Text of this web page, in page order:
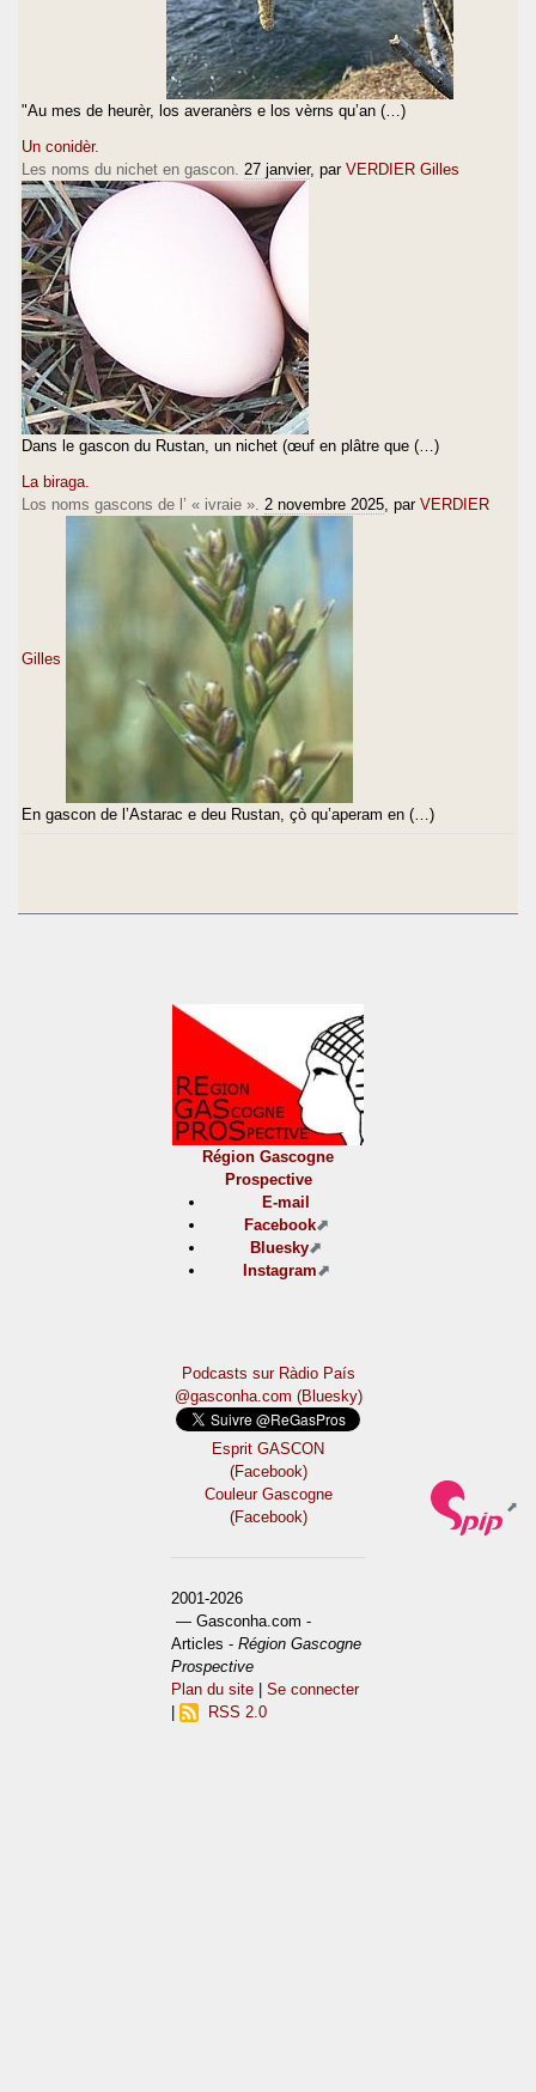
"Au mes de heurèr, los averanèrs e los vèrns qu’an (…)
Un conidèr.
Les noms du nichet en gascon. 27 janvier, par VERDIER Gilles
Dans le gascon du Rustan, un nichet (œuf en plâtre que (…)
La biraga.
Los noms gascons de l’ « ivraie ». 2 novembre 2025 , par VERDIER
Gilles
En gascon de l’Astarac e deu Rustan, çò qu’aperam en (…)
Région Gascogne
Prospective
E-mail
Facebook
Bluesky
Instagram
Podcasts sur Ràdio País
@gasconha.com (Bluesky)
Esprit GASCON
(Facebook)
Couleur Gascogne
(Facebook)
2001-2026
— Gasconha.com -
Articles -Région Gascogne
Prospective
Plan du site |Se connecter
RSS 2.0